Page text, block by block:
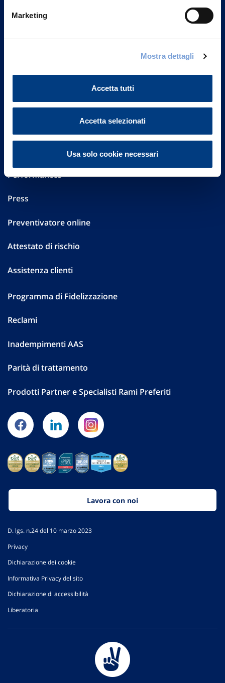
Marketing
Mostra dettagli
Accetta tutti
Accetta selezionati
Usa solo cookie necessari
20149 Milano
Governance
Investor Relations
Performances
Press
Preventivatore online
Attestato di rischio
Assistenza clienti
Programma di Fidelizzazione
Reclami
Inadempimenti AAS
Parità di trattamento
Prodotti Partner e Specialisti Rami Preferiti
Lavora con noi
D. lgs. n.24 del 10 marzo 2023
Privacy
Dichiarazione dei cookie
Informativa Privacy del sito
Dichiarazione di accessibilità
Liberatoria